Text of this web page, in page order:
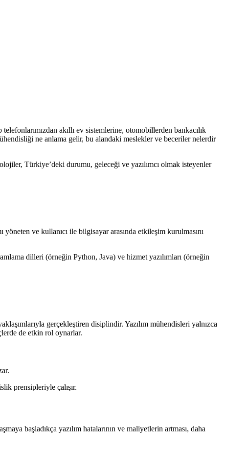
akıllı ev sistemlerine, otomobillerden bankacılık
ne anlama gelir, bu alandaki meslekler ve beceriler nelerdir
Türkiye’deki durumu, geleceği ve yazılımcı olmak isteyenler
ve kullanıcı ile bilgisayar arasında etkileşim kurulmasını
dilleri (örneğin Python, Java) ve hizmet yazılımları (örneğin
gerçekleştiren disiplindir. Yazılım mühendisleri yalnızca
de etkin rol oynarlar.
prensipleriyle çalışır.
başladıkça yazılım hatalarının ve maliyetlerin artması, daha